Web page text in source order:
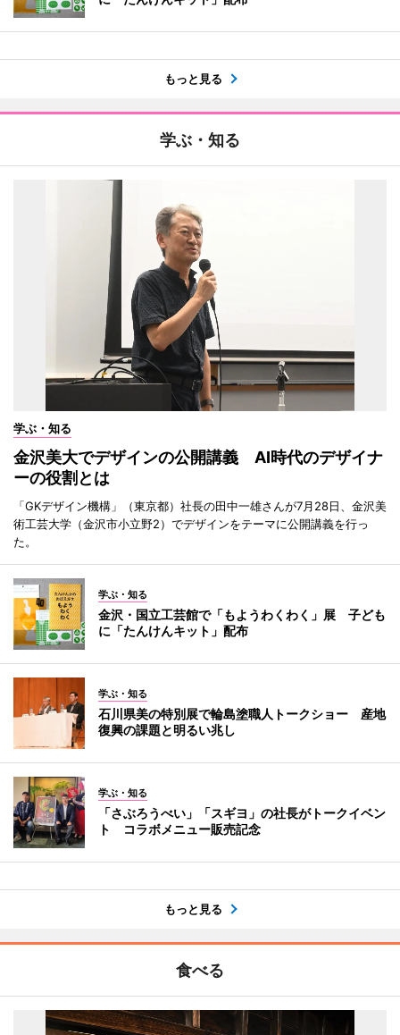
もっと見る
学ぶ・知る
学ぶ・知る
金沢美大でデザインの公開講義 AI時代のデザイナ
ーの役割とは
「GKデザイン機構」（東京都）社長の田中一雄さんが7月28日、金沢美
術工芸大学（金沢市小立野2）でデザインをテーマに公開講義を行っ
た。
学ぶ・知る
金沢・国立工芸館で「もようわくわく」展 子ども
に「たんけんキット」配布
学ぶ・知る
石川県美の特別展で輪島塗職人トークショー 産地
復興の課題と明るい兆し
学ぶ・知る
「さぶろうべい」「スギヨ」の社長がトークイベン
ト コラボメニュー販売記念
もっと見る
食べる